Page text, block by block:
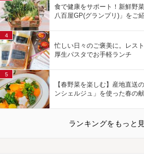
食で健康をサポート！新鮮野
八百屋GP(グランプリ)」をご
忙しい日々のご褒美に。レス
厚生パスタでお手軽ランチ
4
【春野菜を楽しむ】産地直送
ンシェルジュ」を使った春の
5
ランキングをもっと